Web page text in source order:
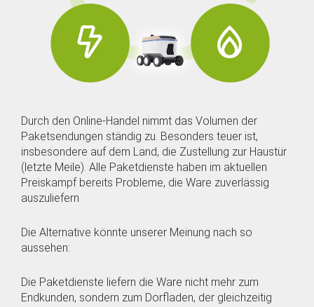
Durch den Online-Handel nimmt das Volumen der
Paketsendungen ständig zu. Besonders teuer ist,
insbesondere auf dem Land, die Zustellung zur Haustür
(letzte Meile). Alle Paketdienste haben im aktuellen
Preiskampf bereits Probleme, die Ware zuverlässig
auszuliefern
Die Alternative könnte unserer Meinung nach so
aussehen:
Die Paketdienste liefern die Ware nicht mehr zum
Endkunden, sondern zum Dorfladen, der gleichzeitig